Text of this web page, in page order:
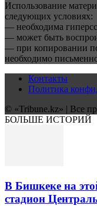
Использование
следующих условиях:
— необходима
— может быть
— при копировании
необходимо
Контакты
Политика
© «Tribune.kz» | Все
БОЛЬШЕ ИСТОРИЙ
В Бишкеке на
стадион